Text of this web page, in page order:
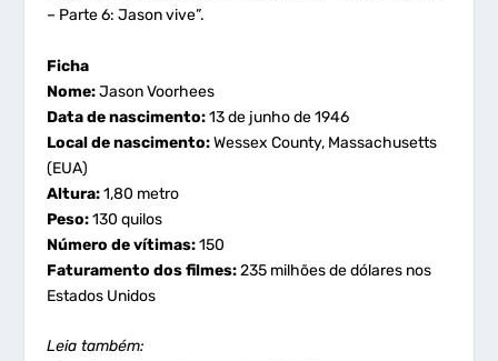
– Parte 6: Jason vive”.
Ficha
Nome:Jason Voorhees
Data de nascimento:13 de junho de 1946
Local de nascimento:Wessex County, Massachusetts
(EUA)
Altura:1,80 metro
Peso:130 quilos
Número de vítimas:150
Faturamento dos filmes:235 milhões de dólares nos
Estados Unidos
Leia também: